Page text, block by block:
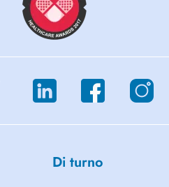
Di turno